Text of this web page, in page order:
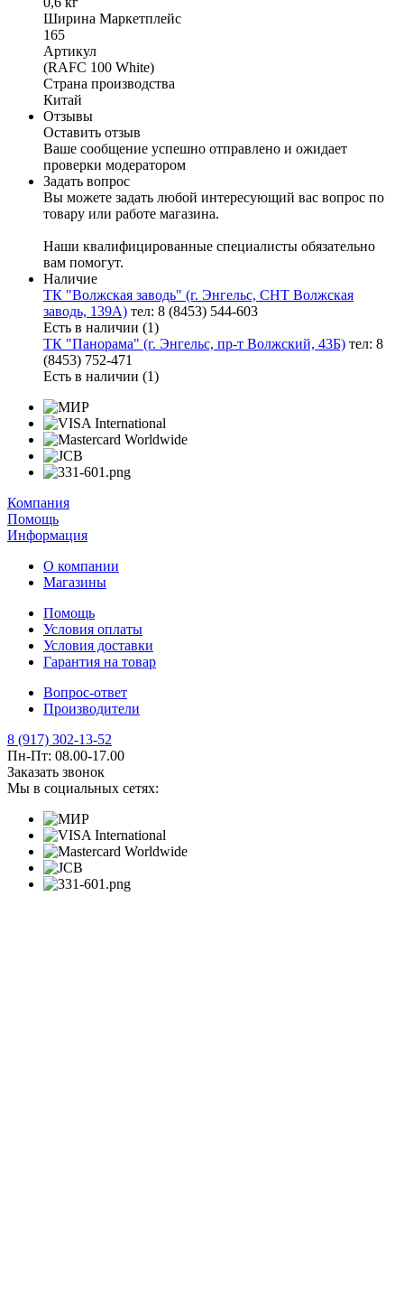
Ширина Маркетплейс
165
Артикул
(RAFC 100 White)
Страна производства
Китай
Отзывы
Оставить отзыв
Ваше сообщение успешно отправлено и ожидает
проверки модератором
Задать вопрос
Вы можете задать любой интересующий вас вопрос по
товару или работе магазина.
Наши квалифицированные специалисты обязательно
вам помогут.
Наличие
ТК "Волжская заводь" (г. Энгельс, СНТ Волжская
заводь, 139А) тел: 8 (8453) 544-603
Есть в наличии (1)
ТК "Панорама" (г. Энгельс, пр-т Волжский, 43Б) тел: 8
(8453) 752-471
Есть в наличии (1)
Компания
Помощь
Информация
О компании
Магазины
Помощь
Условия оплаты
Условия доставки
Гарантия на товар
Вопрос-ответ
Производители
8 (917) 302-13-52
Пн-Пт: 08.00-17.00
Заказать звонок
Мы в социальных сетях: